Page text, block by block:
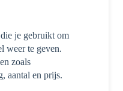
je gebruikt om
weer te geven.
zoals
aantal en prijs.